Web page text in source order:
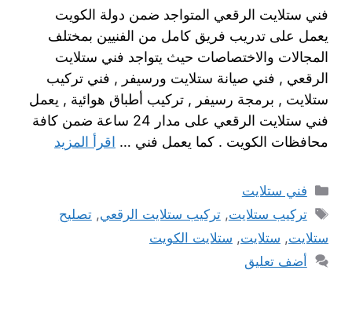
فني ستلايت الرقعي المتواجد ضمن دولة الكويت
يعمل على تدريب فريق كامل من الفنيين بمختلف
المجالات والاختصاصات حيث يتواجد فني ستلايت
الرقعي , فني صيانة ستلايت ورسيفر , فني تركيب
ستلايت , برمجة رسيفر , تركيب أطباق هوائية , يعمل
فني ستلايت الرقعي على مدار 24 ساعة ضمن كافة
محافظات الكويت . كما يعمل فني … اقرأ المزيد
فني ستلايت
تركيب ستلايت,تركيب ستلايت الرقعي,تصليح
ستلايت, ستلايت, ستلايت الكويت
أضف تعليق